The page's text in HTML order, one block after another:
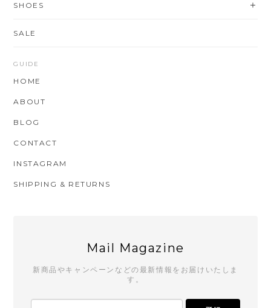
SHOES
SALE
GUIDE
HOME
ABOUT
BLOG
CONTACT
INSTAGRAM
SHIPPING & RETURNS
Mail Magazine
新商品やキャンペーンなどの最新情報をお届けいたしま
す。